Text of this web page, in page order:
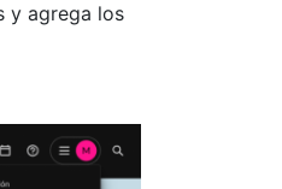
y agrega los